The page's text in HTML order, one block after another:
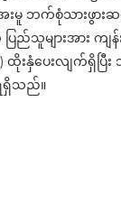
မူ ဘက်စုံသားဖွားဆ
ျားအား ကျန်းမ
းနှံပေးလျက်ရှိပြီ
ရှိသည်။